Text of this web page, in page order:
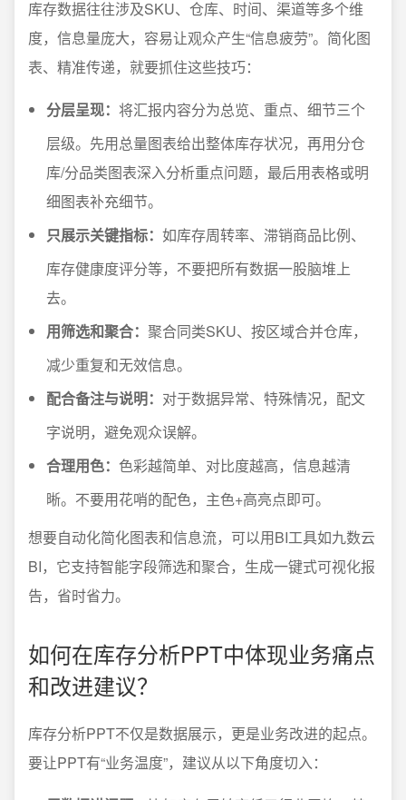
库存数据往往涉及SKU、仓库、时间、渠道等多个维
度，信息量庞大，容易让观众产生“信息疲劳”。简化图
表、精准传递，就要抓住这些技巧：
分层呈现： 将汇报内容分为总览、重点、细节三个
层级。先用总量图表给出整体库存状况，再用分仓
库/分品类图表深入分析重点问题，最后用表格或明
细图表补充细节。
只展示关键指标： 如库存周转率、滞销商品比例、
库存健康度评分等，不要把所有数据一股脑堆上
去。
用筛选和聚合： 聚合同类SKU、按区域合并仓库，
减少重复和无效信息。
配合备注与说明： 对于数据异常、特殊情况，配文
字说明，避免观众误解。
合理用色： 色彩越简单、对比度越高，信息越清
晰。不要用花哨的配色，主色+高亮点即可。
想要自动化简化图表和信息流，可以用BI工具如九数云
BI，它支持智能字段筛选和聚合，生成一键式可视化报
告，省时省力。
如何在库存分析PPT中体现业务痛点
和改进建议？
库存分析PPT不仅是数据展示，更是业务改进的起点。
要让PPT有“业务温度”，建议从以下角度切入：